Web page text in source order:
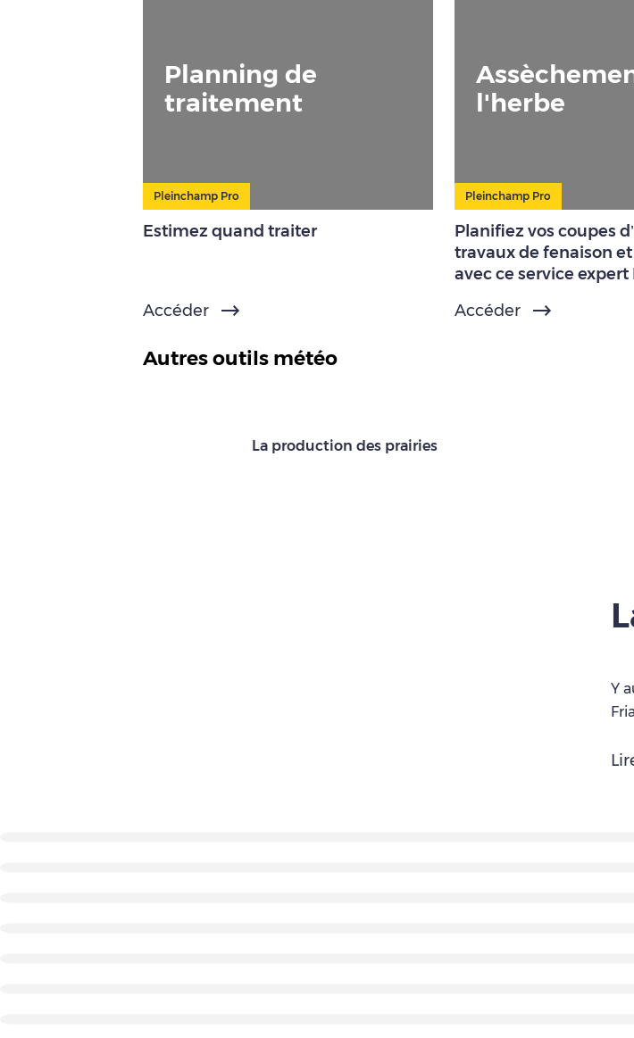
Planning de
traitement
Pleinchamp Pro
Estimez quand traiter
Accéder
l'herbe
Pleinchamp Pro
Planifiez vos coupes
travaux de fenaison
avec ce service
Accéder
Autres outils météo
La production des prairies
Y